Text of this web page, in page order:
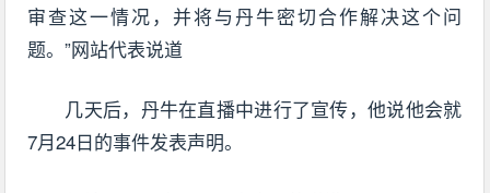
审查这一情况，并将与丹牛密切合作解决这个问
题。”网站代表说道
几天后，丹牛在直播中进行了宣传，他说他会就
7月24日的事件发表声明。